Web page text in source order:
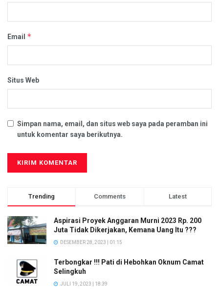
Email *
Situs Web
Simpan nama, email, dan situs web saya pada peramban ini
untuk komentar saya berikutnya.
Trending Comments Latest
Aspirasi Proyek Anggaran Murni 2023 Rp. 200
Juta Tidak Dikerjakan, Kemana Uang Itu ???
DESEMBER 28, 2023 | 01:15
Terbongkar !!! Pati di Hebohkan Oknum Camat
Selingkuh
JULI 19, 2023 | 18:39